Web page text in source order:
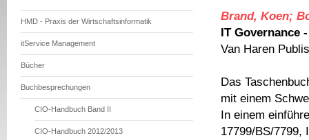
HMD - Praxis der Wirtschaftsinformatik
itService Management
Bücher
Buchbesprechungen
CIO-Handbuch Band II
CIO-Handbuch 2012/2013
Brand, Koen;
IT Governance
Van Haren
Das
mit einem
In einem
17799/BS/7799,